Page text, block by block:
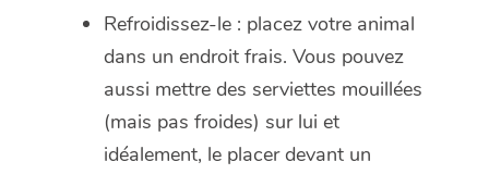
Refroidissez-le : placez votre animal
dans un endroit frais. Vous pouvez
aussi mettre des serviettes mouillées
(mais pas froides) sur lui et
idéalement, le placer devant un